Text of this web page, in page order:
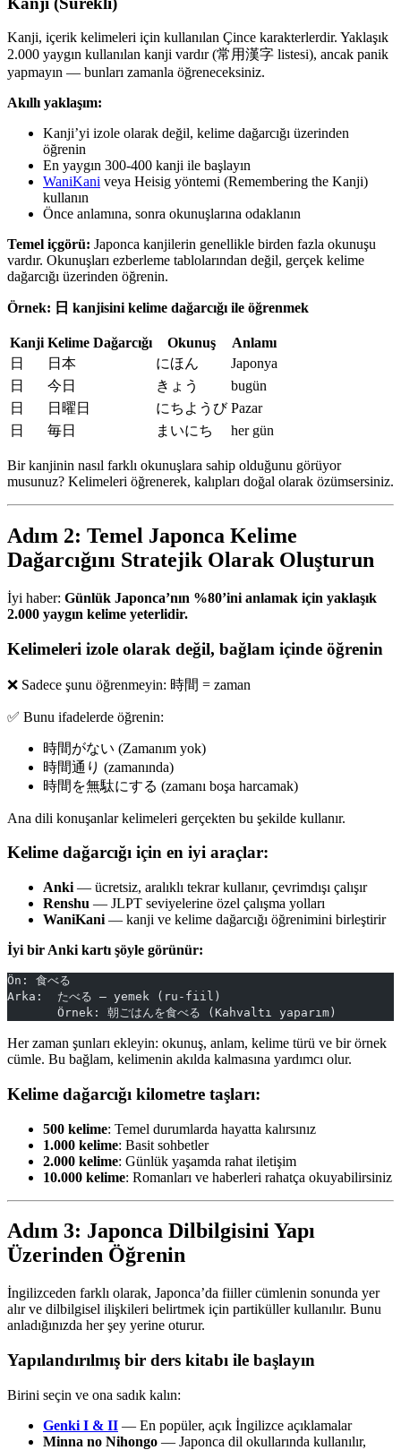
Kanji, içerik kelimeleri için kullanılan Çince karakterlerdir. Yaklaşık
2.000 yaygın kullanılan kanji vardır (常用漢字 listesi), ancak panik
yapmayın — bunları zamanla öğreneceksiniz.
Akıllı yaklaşım:
Kanji’yi izole olarak değil, kelime dağarcığı üzerinden
öğrenin
En yaygın 300-400 kanji ile başlayın
WaniKani veya Heisig yöntemi (Remembering the Kanji)
kullanın
Önce anlamına, sonra okunuşlarına odaklanın
Temel içgörü: Japonca kanjilerin genellikle birden fazla okunuşu
vardır. Okunuşları ezberleme tablolarından değil, gerçek kelime
dağarcığı üzerinden öğrenin.
Örnek: 日 kanjisini kelime dağarcığı ile öğrenmek
Kanji Kelime Dağarcığı Okunuş
Anlamı
日
日本 にほん
Japonya
日
今日 きょう
bugün
日
日曜日 にちようび Pazar
日
毎日 まいにち her gün
Bir kanjinin nasıl farklı okunuşlara sahip olduğunu görüyor
musunuz? Kelimeleri öğrenerek, kalıpları doğal olarak özümsersiniz.
Adım 2: Temel Japonca Kelime
Dağarcığını Stratejik Olarak Oluşturun
İyi haber: Günlük Japonca’nın %80’ini anlamak için yaklaşık
2.000 yaygın kelime yeterlidir.
Kelimeleri izole olarak değil, bağlam içinde öğrenin
❌ Sadece şunu öğrenmeyin: 時間 = zaman
✅ Bunu ifadelerde öğrenin:
時間がない (Zamanım yok)
時間通り (zamanında)
時間を無駄にする (zamanı boşa harcamak)
Ana dili konuşanlar kelimeleri gerçekten bu şekilde kullanır.
Kelime dağarcığı için en iyi araçlar:
Anki — ücretsiz, aralıklı tekrar kullanır, çevrimdışı çalışır
Renshu — JLPT seviyelerine özel çalışma yolları
WaniKani — kanji ve kelime dağarcığı öğrenimini birleştirir
İyi bir Anki kartı şöyle görünür:
Ön: 食べる
Arka:  たべる — yemek (ru-fiil)
       Örnek: 朝ごはんを食べる (Kahvaltı yaparım)
Her zaman şunları ekleyin: okunuş, anlam, kelime türü ve bir örnek
cümle. Bu bağlam, kelimenin akılda kalmasına yardımcı olur.
Kelime dağarcığı kilometre taşları:
500 kelime: Temel durumlarda hayatta kalırsınız
1.000 kelime: Basit sohbetler
2.000 kelime: Günlük yaşamda rahat iletişim
10.000 kelime: Romanları ve haberleri rahatça okuyabilirsiniz
Adım 3: Japonca Dilbilgisini Yapı
Üzerinden Öğrenin
İngilizceden farklı olarak, Japonca’da fiiller cümlenin sonunda yer
alır ve dilbilgisel ilişkileri belirtmek için partiküller kullanılır. Bunu
anladığınızda her şey yerine oturur.
Yapılandırılmış bir ders kitabı ile başlayın
Birini seçin ve ona sadık kalın:
Genki I & II — En popüler, açık İngilizce açıklamalar
Minna no Nihongo — Japonca dil okullarında kullanılır,